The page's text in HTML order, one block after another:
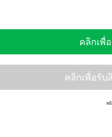
คลิกเพื่
คลิกเพื่อรับ
หน้